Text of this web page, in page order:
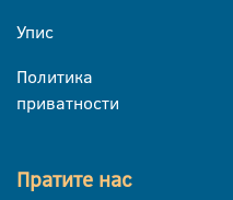
Упис
Политика
приватности
Пратите нас